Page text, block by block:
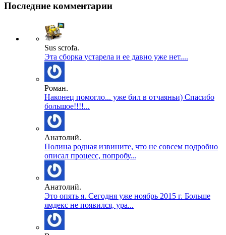
Последние комментарии
Sus scrofa.
Эта сборка устарела и ее давно уже нет....
Роман.
Наконец помогло... уже бил в отчаяньи) Спасибо
большое!!!!...
Анатолий.
Полина родная извините, что не совсем подробно
описал процесс, попробу...
Анатолий.
Это опять я. Сегодня уже ноябрь 2015 г. Больше
ямдекс не появился, ура...